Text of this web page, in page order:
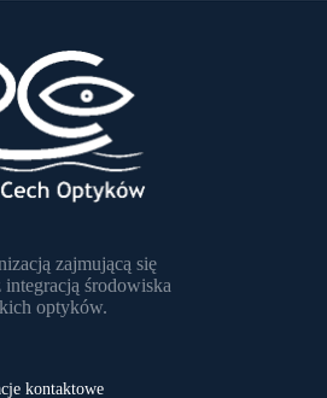
zajmującą się
integracją środowiska
optyków.
kontaktowe